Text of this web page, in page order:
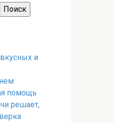
Поиск
и
помощь
решает,